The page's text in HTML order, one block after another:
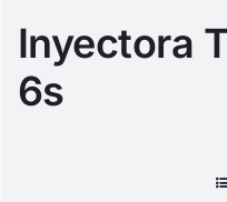
Inyectora
6s